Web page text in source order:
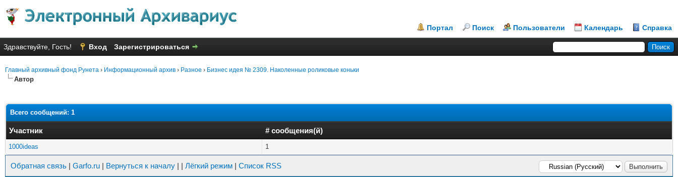
Портал Поиск Пользователи Календарь Справка
Здравствуйте, Гость! Вход Зарегистрироваться
Главный архивный фонд Рунета › Информационный архив › Разное › Бизнес идея № 2309. Наколенные роликовые коньки
Автор
Всего сообщений: 1
Участник # сообщения(й)
1000ideas 1
Обратная связь | Garfo.ru | Вернуться к началу | | Лёгкий режим | Список RSS